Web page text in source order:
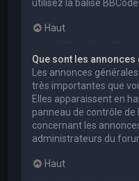
utilisez la balise BBCode
Haut
Que sont les annonces
Les annonces
très importantes que
Elles apparaissent en
panneau de contrôle de
concernant les
administrateurs du
Haut